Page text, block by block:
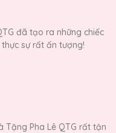
đã tạo ra những chiếc
sự rất ấn tượng!
Tặng Pha Lê QTG rất tận